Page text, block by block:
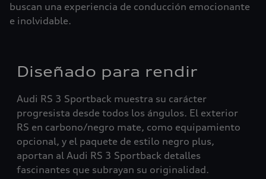
buscan una experiencia de conducción emocionante
e inolvidable.
Diseñado para rendir
Audi RS 3 Sportback muestra su carácter
progresista desde todos los ángulos. El exterior
RS en carbono/negro mate, como equipamiento
opcional, y el paquete de estilo negro plus,
aportan al Audi RS 3 Sportback detalles
fascinantes que subrayan su originalidad.